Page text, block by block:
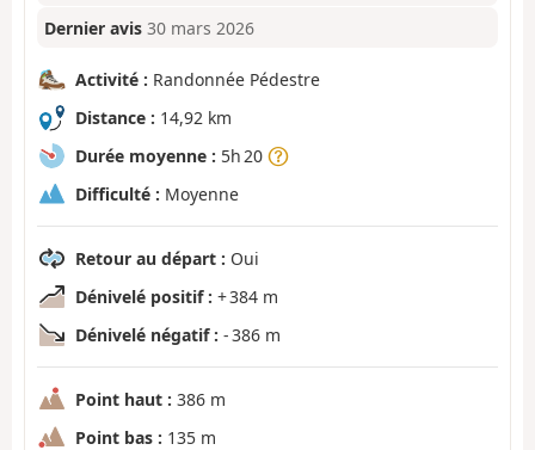
Dernier avis 30 mars 2026
Activité : Randonnée Pédestre
Distance : 14,92 km
Durée moyenne : 5h 20
Difficulté : Moyenne
Retour au départ : Oui
Dénivelé positif : + 384 m
Dénivelé négatif : - 386 m
Point haut : 386 m
Point bas : 135 m